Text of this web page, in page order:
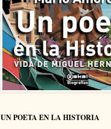
UN POETA EN LA HISTORIA